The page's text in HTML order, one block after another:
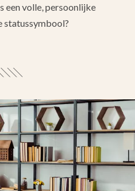
een volle, persoonlijke
statussymbool?